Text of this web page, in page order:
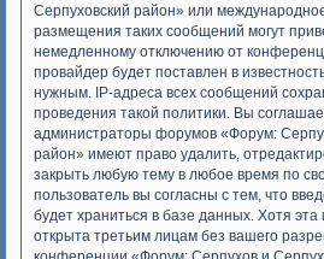
Серпуховский район» или
размещения таких сообщений могут
немедленному отключению от
провайдер будет поставлен в
нужным. IP-адреса всех сообщений
проведения такой политики. Вы
администраторы форумов «Форум:
район» имеют право удалить,
закрыть любую тему в любое время по
пользователь вы согласны с тем, что
будет храниться в базе данных. Хотя
открыта третьим лицам без вашего